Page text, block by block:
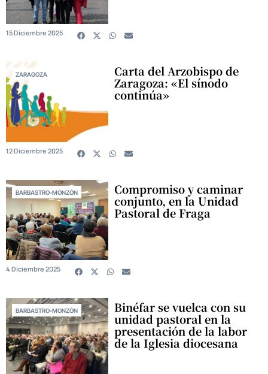
15 Diciembre 2025
ZARAGOZA Carta del Arzobispo de
Zaragoza: «El sínodo
continúa»
12 Diciembre 2025
BARBASTRO-MONZÓN Compromiso y caminar
conjunto, en la Unidad
Pastoral de Fraga
4 Diciembre 2025
BARBASTRO-MONZÓN Binéfar se vuelca con su
unidad pastoral en la
presentación de la labor
de la Iglesia diocesana